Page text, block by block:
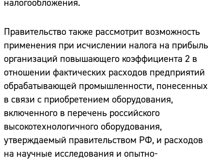
налогообложения.
Правительство также рассмотрит возможность
применения при исчислении налога на прибыль
организаций повышающего коэффициента 2 в
отношении фактических расходов предприятий
обрабатывающей промышленности, понесенных
в связи с приобретением оборудования,
включенного в перечень российского
высокотехнологичного оборудования,
утверждаемый правительством РФ, и расходов
на научные исследования и опытно-